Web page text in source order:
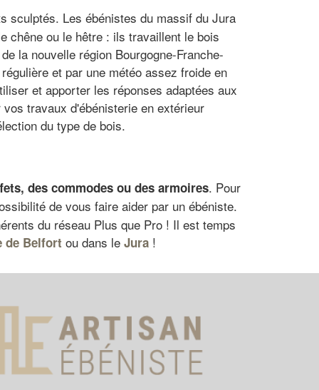
sculptés. Les ébénistes du massif du Jura
chêne ou le hêtre : ils travaillent le bois
la nouvelle région Bourgogne-Franche-
et par une météo assez froide en
et apporter les réponses adaptées aux
travaux d'ébénisterie en extérieur
du type de bois.
des commodes ou des armoires. Pour
de vous faire aider par un ébéniste.
du réseau Plus que Pro ! Il est temps
de Belfort ou dans le Jura !